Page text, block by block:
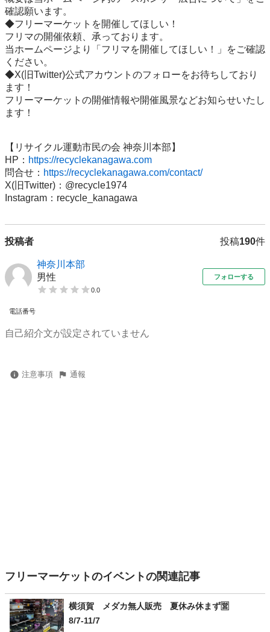
確認願います。
◆フリーマーケットを開催してほしい！
フリマの開催依頼、承っております。
当ホームページより「フリマを開催してほしい！」をご確認
ください。
◆X(旧Twitter)公式アカウントのフォローをお待ちしており
ます！
フリーマーケットの開催情報や開催風景などお知らせいたし
ます！
【リサイクル運動市民の会 神奈川本部】
HP： https://recyclekanagawa.com
問合せ： https://recyclekanagawa.com/contact/
X(旧Twitter)：@recycle1974
Instagram：recycle_kanagawa
投稿者 投稿190件
神奈川本部
男性
0.0
フォローする
電話番号
自己紹介文が設定されていません
注意事項 通報
フリーマーケットのイベントの関連記事
横須賀 メダカ無人販売 夏休み休まず🈺
8/7-11/7